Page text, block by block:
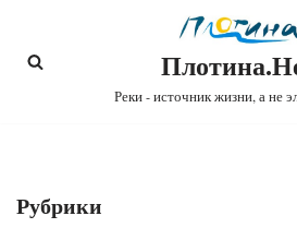
Перейти
Реки - источник жизни, а не
Рубрики